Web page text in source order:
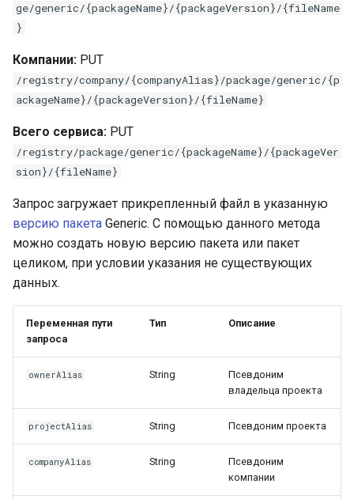
ge/generic/{packageName}/{packageVersion}/{fileName
}
Компании: PUT
/registry/company/{companyAlias}/package/generic/{p
ackageName}/{packageVersion}/{fileName}
Всего сервиса: PUT
/registry/package/generic/{packageName}/{packageVer
sion}/{fileName}
Запрос загружает прикрепленный файл в указанную
версию пакета Generic. С помощью данного метода
можно создать новую версию пакета или пакет
целиком, при условии указания не существующих
данных.
Переменная пути
запроса
Тип Описание
ownerAlias String
Псевдоним
владельца проекта
projectAlias String Псевдоним проекта
companyAlias String
Псевдоним
компании